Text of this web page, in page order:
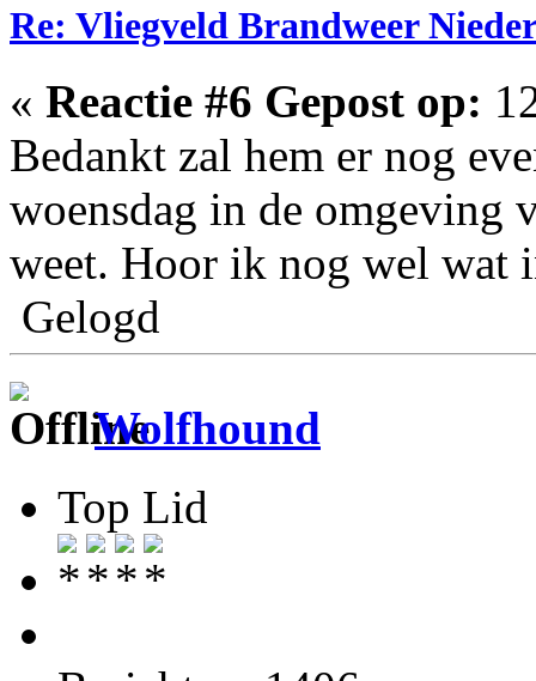
Re: Vliegveld Brandweer
« Reactie #6 Gepost op:
Bedankt zal hem er nog
woensdag in de omgeving
weet. Hoor ik nog wel wat
Gelogd
Wolfhound
Top Lid